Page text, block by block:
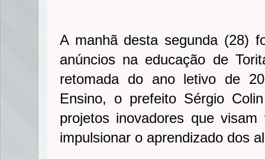
A manhã desta segunda (28)
anúncios na educação de
retomada do ano letivo de
Ensino, o prefeito Sérgio
projetos inovadores que
impulsionar o aprendizado dos